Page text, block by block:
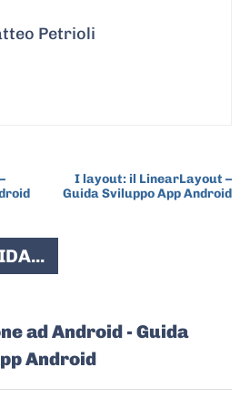
Petrioli
I layout: il LinearLayout –
Guida Sviluppo App Android
ad Android - Guida
Android